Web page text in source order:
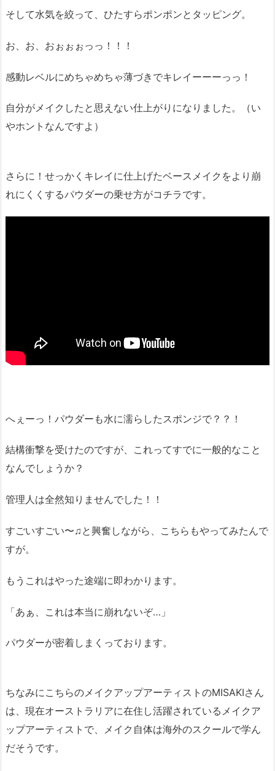
そして水気を絞って、ひたすらポンポンとタッピング。
お、お、おぉぉぉっっ！！！
感動レベルにめちゃめちゃ薄づきでキレイーーーっっ！
自分がメイクしたと思えない仕上がりになりました。（い
やホントなんですよ）
さらに！せっかくキレイに仕上げたベースメイクをより崩
れにくくするパウダーの乗せ方がコチラです。
へぇーっ！パウダーも水に濡らしたスポンジで？？！
結構衝撃を受けたのですが、これってすでに一般的なこと
なんでしょうか？
管理人は全然知りませんでした！！
すごいすごい〜♫と興奮しながら、こちらもやってみたんで
すが。
もうこれはやった途端に即わかります。
「あぁ、これは本当に崩れないぞ…」
パウダーが密着しまくっております。
ちなみにこちらのメイクアップアーティストのMISAKIさん
は、現在オーストラリアに在住し活躍されているメイクア
ップアーティストで、メイク自体は海外のスクールで学ん
だそうです。